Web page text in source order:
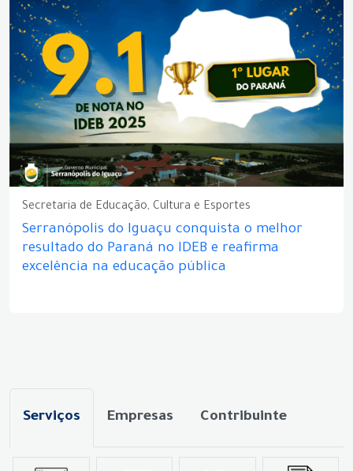
Secretaria de Educação, Cultura e Esportes
Serranópolis do Iguaçu conquista o melhor
resultado do Paraná no IDEB e reafirma
excelência na educação pública
Serviços Empresas Contribuinte